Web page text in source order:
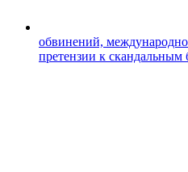
обвинений,
претензии к скандальным